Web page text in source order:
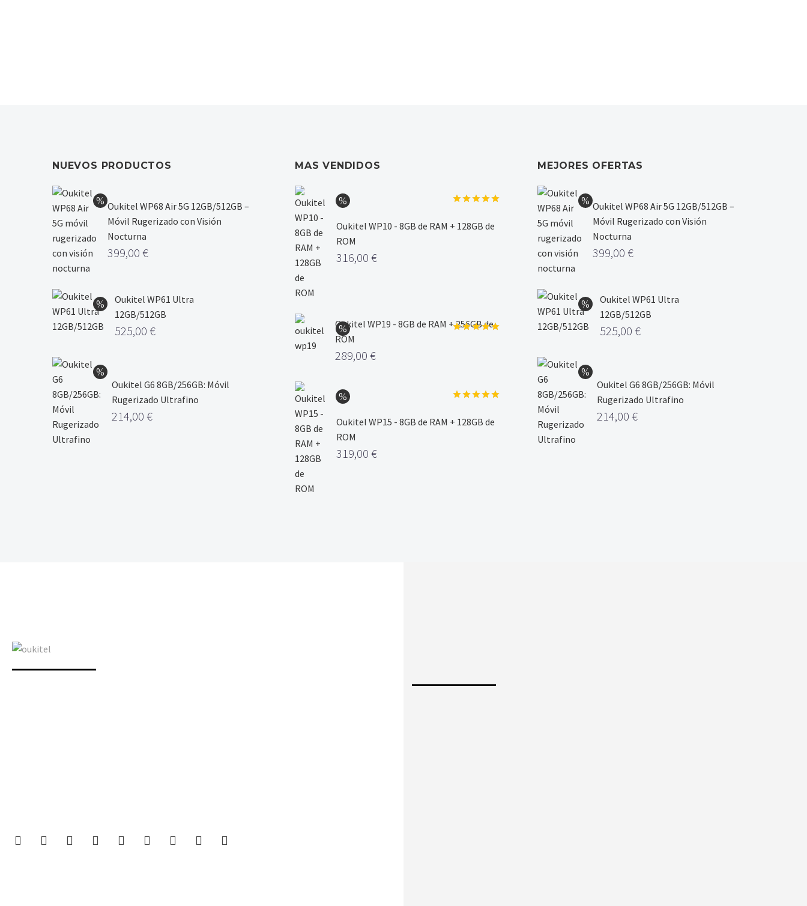
NUEVOS PRODUCTOS
Oukitel WP68 Air 5G 12GB/512GB –
Móvil Rugerizado con Visión
Nocturna
399,00 €
Oukitel WP61 Ultra
12GB/512GB
525,00 €
Oukitel G6 8GB/256GB: Móvil
Rugerizado Ultrafino
214,00 €
MAS VENDIDOS
Oukitel WP10 - 8GB de RAM + 128GB de
ROM
con5.00
de 5
316,00 €
Oukitel WP19 - 8GB de RAM + 256GB de
ROM
289,00 €
Oukitel WP15 - 8GB de RAM + 128GB de
ROM
con5.00
de 5
319,00 €
MEJORES OFERTAS
Oukitel WP68 Air 5G 12GB/512GB –
Móvil Rugerizado con Visión
Nocturna
399,00 €
Oukitel WP61 Ultra
12GB/512GB
525,00 €
Oukitel G6 8GB/256GB: Móvil
Rugerizado Ultrafino
214,00 €